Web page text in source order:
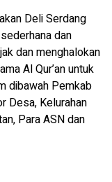
Deli Serdang
dan
dan menghalokan
Al Qur’an untuk
dibawah Pemkab
Desa, Kelurahan
Para ASN dan